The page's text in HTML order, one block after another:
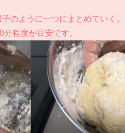
のように一つにまとめていく
程度が目安です。